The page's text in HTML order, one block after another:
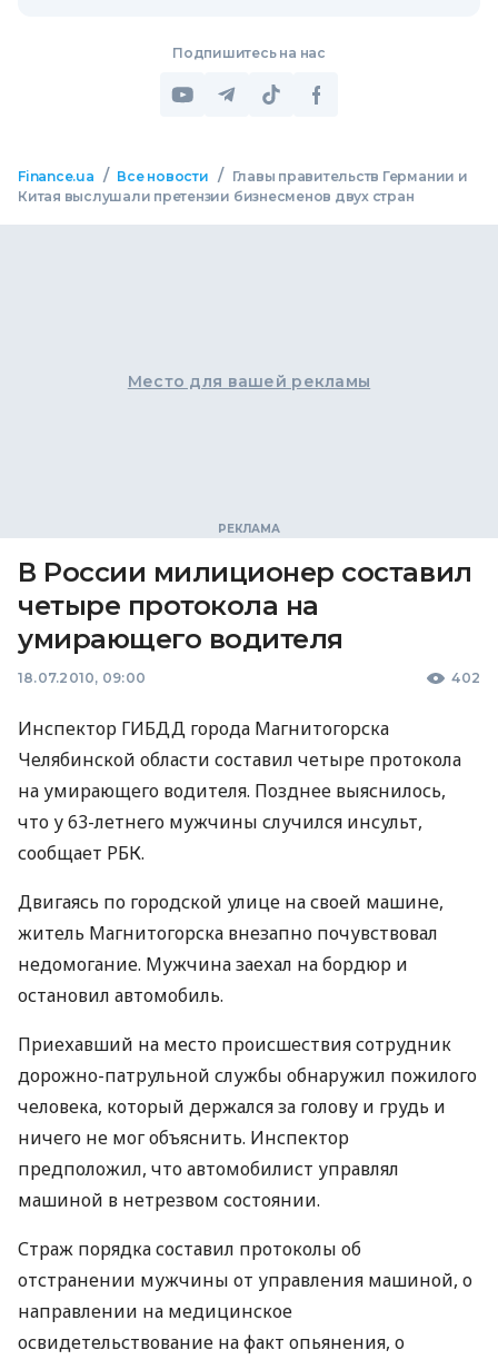
Подпишитесь на нас
Finance.ua / Все новости /
Главы правительств Германии и
Китая выслушали претензии бизнесменов двух стран
Место для вашей рекламы
В России милиционер составил
четыре протокола на
умирающего водителя
18.07.2010, 09:00 402
Инспектор ГИБДД города Магнитогорска
Челябинской области составил четыре протокола
на умирающего водителя. Позднее выяснилось,
что у 63-летнего мужчины случился инсульт,
сообщает РБК.
Двигаясь по городской улице на своей машине,
житель Магнитогорска внезапно почувствовал
недомогание. Мужчина заехал на бордюр и
остановил автомобиль.
Приехавший на место происшествия сотрудник
дорожно-патрульной службы обнаружил пожилого
человека, который держался за голову и грудь и
ничего не мог объяснить. Инспектор
предположил, что автомобилист управлял
машиной в нетрезвом состоянии.
Страж порядка составил протоколы об
отстранении мужчины от управления машиной, о
направлении на медицинское
освидетельствование на факт опьянения, о